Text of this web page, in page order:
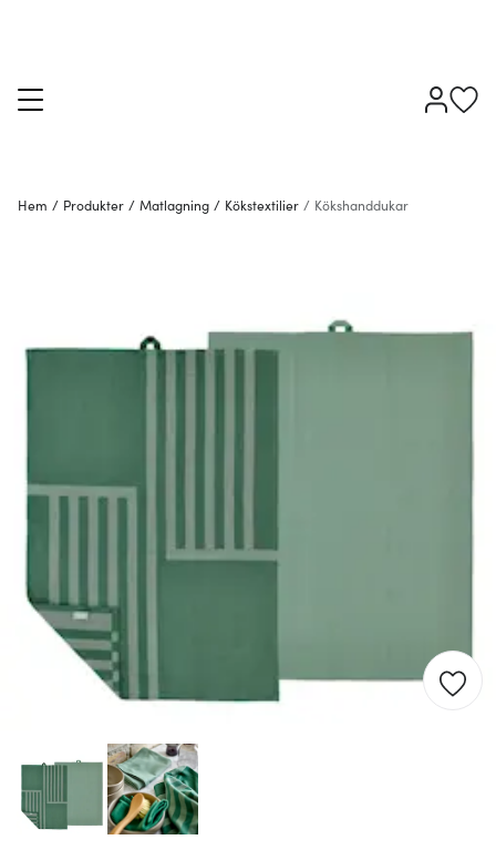
Hem / Produkter / Matlagning / Kökstextilier / Kökshanddukar